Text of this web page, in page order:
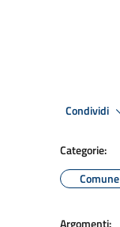
Condividi
Categorie:
Comune
Argomenti: